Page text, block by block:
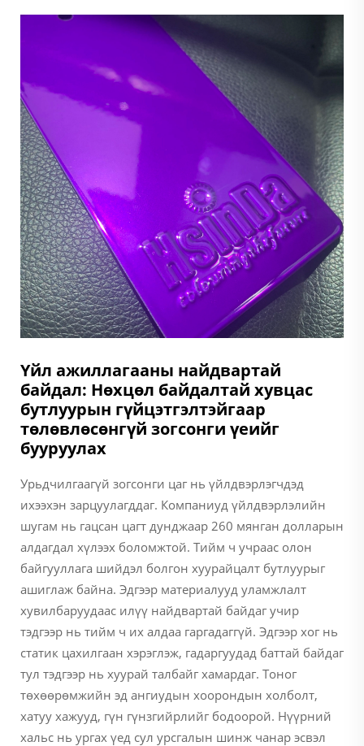
Үйл ажиллагааны найдвартай
байдал: Нөхцөл байдалтай хувцас
бутлуурын гүйцэтгэлтэйгаар
төлөвлөсөнгүй зогсонги үеийг
бууруулах
Урьдчилгаагүй зогсонги цаг нь үйлдвэрлэгчдэд
ихээхэн зарцуулагддаг. Компаниуд үйлдвэрлэлийн
шугам нь гацсан цагт дунджаар 260 мянган долларын
алдагдал хүлээх боломжтой. Тийм ч учраас олон
байгууллага шийдэл болгон хуурайцалт бутлуурыг
ашиглаж байна. Эдгээр материалууд уламжлалт
хувилбаруудаас илүү найдвартай байдаг учир
тэдгээр нь тийм ч их алдаа гаргадаггүй. Эдгээр хог нь
статик цахилгаан хэрэглэж, гадаргуудад баттай байдаг
тул тэдгээр нь хуурай талбайг хамардаг. Тоног
төхөөрөмжийн эд ангиудын хоорондын холболт,
хатуу хажууд, гүн гүнзгийрлийг бодоорой. Нүүрний
хальс нь ургах үед сул урсгалын шинж чанар эсвэл